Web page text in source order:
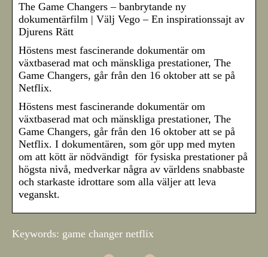
The Game Changers – banbrytande ny
dokumentärfilm | Välj Vego – En inspirationssajt av
Djurens Rätt
Höstens mest fascinerande dokumentär om
växtbaserad mat och mänskliga prestationer, The
Game Changers, går från den 16 oktober att se på
Netflix.
Höstens mest fascinerande dokumentär om
växtbaserad mat och mänskliga prestationer, The
Game Changers, går från den 16 oktober att se på
Netflix. I dokumentären, som gör upp med myten
om att kött är nödvändigt för fysiska prestationer på
högsta nivå, medverkar några av världens snabbaste
och starkaste idrottare som alla väljer att leva
veganskt.
Keywords: game changer netflix